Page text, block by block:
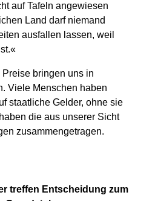
auf Tafeln angewiesen
Land darf niemand
ausfallen lassen, weil
bringen uns in
Viele Menschen haben
staatliche Gelder, ohne sie
die aus unserer Sicht
zusammengetragen.
treffen Entscheidung zum